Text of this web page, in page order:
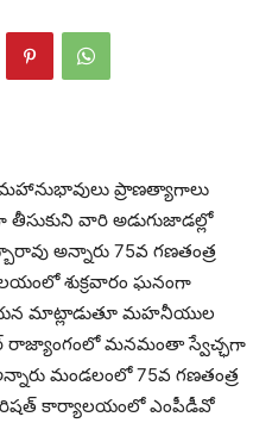
ప్రాణత్యాగాలు
వారి అడుగుజాడల్లో
అన్నారు 75వ గణతంత్ర
శుక్రవారం ఘనంగా
మాట్లాడుతూ మహనీయుల
రాజ్యాంగంలో మనమంతా స్వేచ్ఛగా
మండలంలో 75వ గణతంత్ర
కార్యాలయంలో ఎంపీడీవో